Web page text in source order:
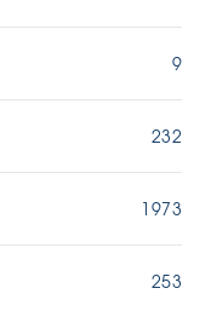
9
232
1973
253